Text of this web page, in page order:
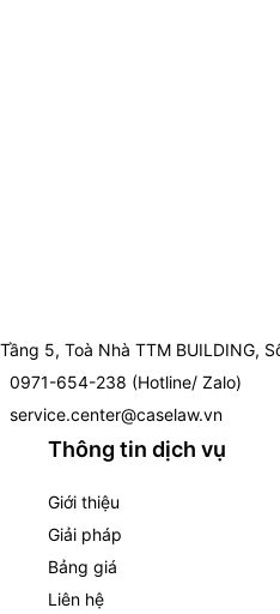
Tầng 5, Toà Nhà TTM BUILDING,
0971-654-238 (Hotline/ Zalo)
service.center@caselaw.vn
Thông tin dịch vụ
Giới thiệu
Giải pháp
Bảng giá
Liên hệ